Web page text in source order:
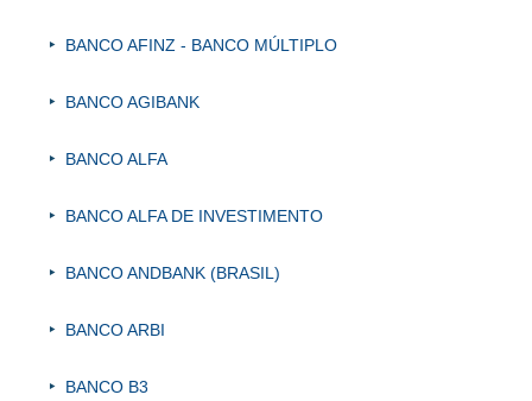
BANCO AFINZ - BANCO MÚLTIPLO
BANCO AGIBANK
BANCO ALFA
BANCO ALFA DE INVESTIMENTO
BANCO ANDBANK (BRASIL)
BANCO ARBI
BANCO B3